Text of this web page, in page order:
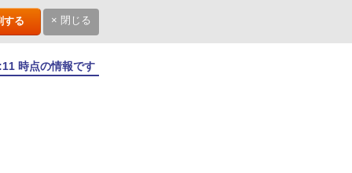
する × 閉じる
時点の情報です